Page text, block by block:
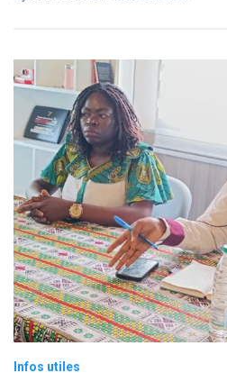
Infos utiles